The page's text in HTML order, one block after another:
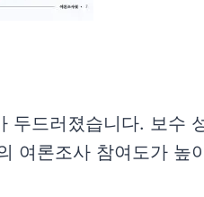
두드러졌습니다. 보수
여론조사 참여도가 높